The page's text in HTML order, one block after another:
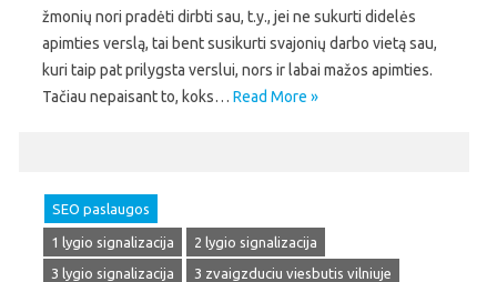
žmonių nori pradėti dirbti sau, t.y., jei ne sukurti didelės
apimties verslą, tai bent susikurti svajonių darbo vietą sau,
kuri taip pat prilygsta verslui, nors ir labai mažos apimties.
Tačiau nepaisant to, koks… Read More »
SEO paslaugos
1 lygio signalizacija
2 lygio signalizacija
3 lygio signalizacija
3 zvaigzduciu viesbutis vilniuje